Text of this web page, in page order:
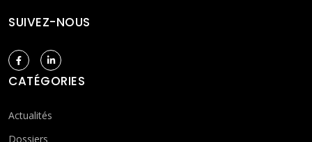
SUIVEZ-NOUS
CATÉGORIES
Actualités
Dossiers